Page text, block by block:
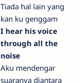
Tiada hal lain yang
kan ku genggam
I hear his voice
through all the
noise
Aku mendengar
suaranya diantara